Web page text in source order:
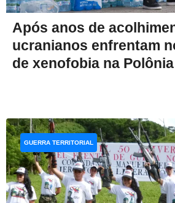
Após anos de
ucranianos enfrentam
de xenofobia na Polônia
GUERRA TERRITORIAL